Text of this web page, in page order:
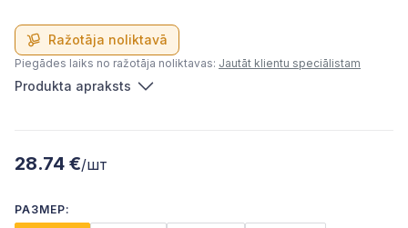
Ražotāja noliktavā
Piegādes laiks no ražotāja noliktavas: Jautāt klientu speciālistam
Produkta apraksts
28.74 €/шт
РАЗМЕР: